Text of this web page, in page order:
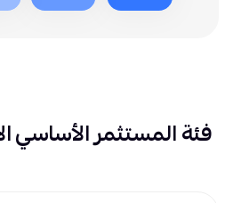
فئة المستثمر الأساسي